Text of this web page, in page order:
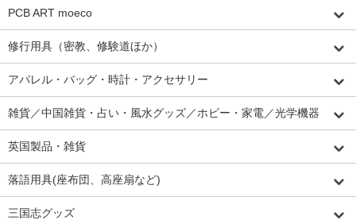
PCB ART moeco
修行用具（密教、修験道ほか）
アパレル・バッグ・時計・アクセサリー
雑貨／中国雑貨・占い・風水グッズ／ホビー・家電／光学機器
英国製品・雑貨
落語用具(座布団、高座扇など)
三国志グッズ